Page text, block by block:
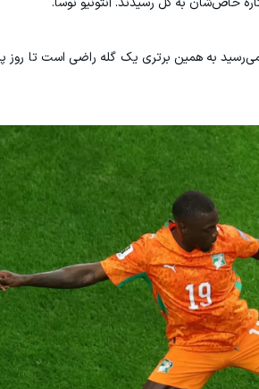
می‌رسید به همین برتری یک گله راضی است تا روز